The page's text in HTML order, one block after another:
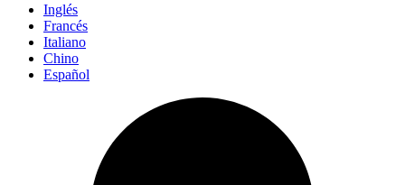
Inglés
Francés
Italiano
Chino
Español